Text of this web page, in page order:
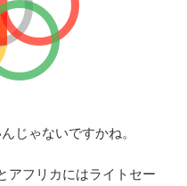
じゃないですかね。
アフリカにはライトセー